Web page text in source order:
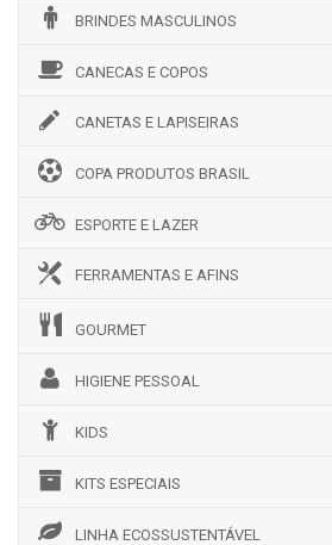
BRINDES MASCULINOS
CANECAS E COPOS
CANETAS E LAPISEIRAS
COPA PRODUTOS BRASIL
ESPORTE E LAZER
FERRAMENTAS E AFINS
GOURMET
HIGIENE PESSOAL
KIDS
KITS ESPECIAIS
LINHA ECOSSUSTENTÁVEL